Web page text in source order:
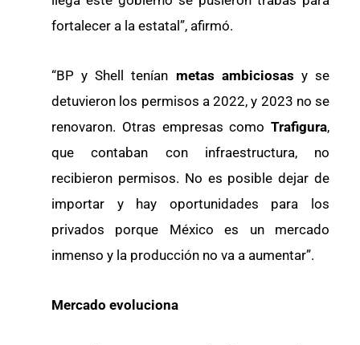
fortalecer a la estatal”, afirmó.
“BP y Shell tenían metas ambiciosas y se
detuvieron los permisos a 2022, y 2023 no se
renovaron. Otras empresas como Trafigura,
que contaban con infraestructura, no
recibieron permisos. No es posible dejar de
importar y hay oportunidades para los
privados porque México es un mercado
inmenso y la producción no va a aumentar”.
Mercado evoluciona